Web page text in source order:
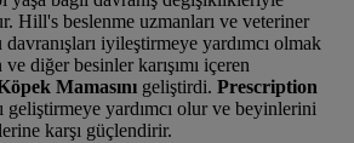
Hill's beslenme uzmanları ve veteriner
iyileştirmeye yardımcı olmak
diğer besinler karışımı içeren
Mamasını geliştirdi. Prescription
geliştirmeye yardımcı olur ve beyinlerini
karşı güçlendirir.